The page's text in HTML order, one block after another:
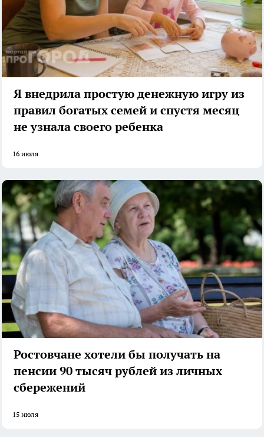
Я внедрила простую денежную игру из
правил богатых семей и спустя месяц
не узнала своего ребенка
16 июля
Ростовчане хотели бы получать на
пенсии 90 тысяч рублей из личных
сбережений
15 июля